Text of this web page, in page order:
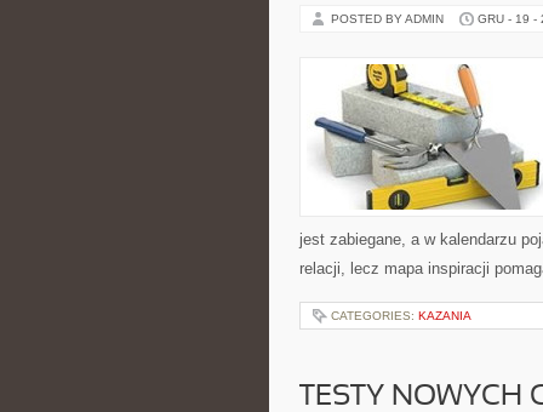
POSTED BY ADMIN GRU - 19 -
jest zabiegane, a w kalendarzu
relacji, lecz mapa inspiracji
CATEGORIES: KAZANIA
TESTY NOWYCH